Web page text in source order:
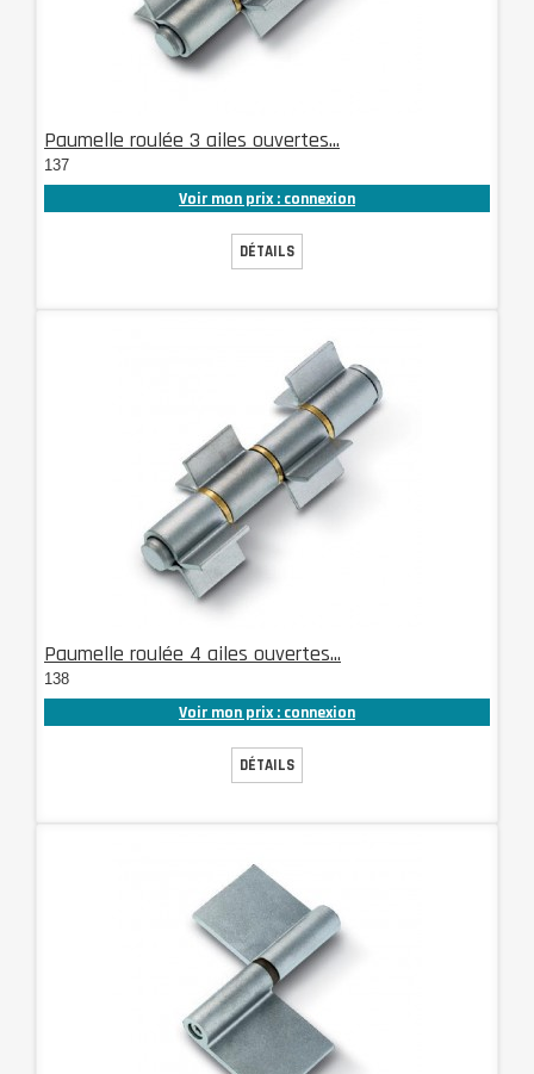
Paumelle roulée 3 ailes ouvertes...
137
Voir mon prix : connexion
DÉTAILS
Paumelle roulée 4 ailes ouvertes...
138
Voir mon prix : connexion
DÉTAILS